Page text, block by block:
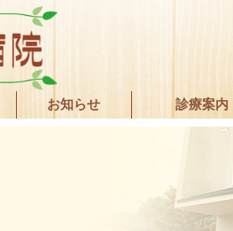
お知らせ 診療案内